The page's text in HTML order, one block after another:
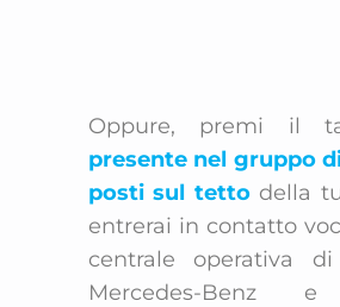
Oppure, premi il
presente nel gruppo
posti sul tettodella
entrerai in contatto
centrale operativa di
Mercedes-Benz